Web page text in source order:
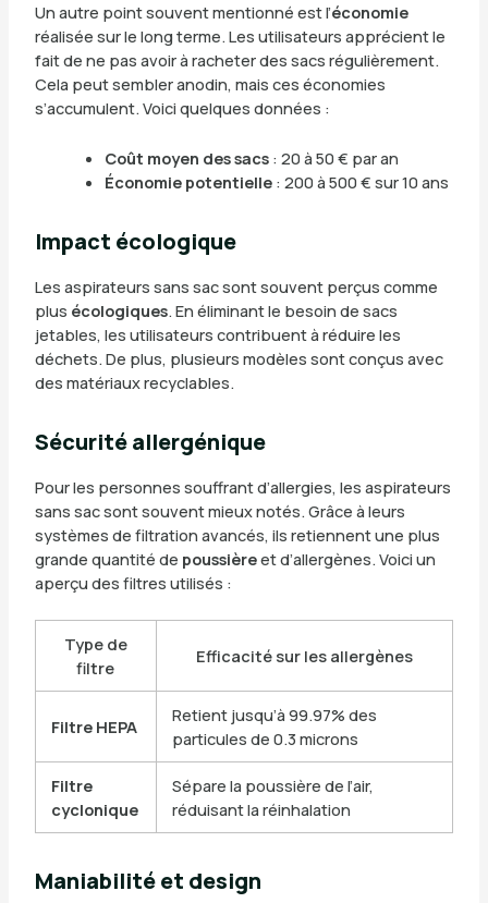
Un autre point souvent mentionné est l’économie
réalisée sur le long terme. Les utilisateurs apprécient le
fait de ne pas avoir à racheter des sacs régulièrement.
Cela peut sembler anodin, mais ces économies
s’accumulent. Voici quelques données :
Coût moyen des sacs: 20 à 50 € par an
Économie potentielle: 200 à 500 € sur 10 ans
Impact écologique
Les aspirateurs sans sac sont souvent perçus comme
plus écologiques. En éliminant le besoin de sacs
jetables, les utilisateurs contribuent à réduire les
déchets. De plus, plusieurs modèles sont conçus avec
des matériaux recyclables.
Sécurité allergénique
Pour les personnes souffrant d’allergies, les aspirateurs
sans sac sont souvent mieux notés. Grâce à leurs
systèmes de filtration avancés, ils retiennent une plus
grande quantité de poussièreet d’allergènes. Voici un
aperçu des filtres utilisés :
Type de
filtre
Efficacité sur les allergènes
Filtre HEPA
Retient jusqu’à 99.97% des
particules de 0.3 microns
Filtre
cyclonique
Sépare la poussière de l’air,
réduisant la réinhalation
Maniabilité et design